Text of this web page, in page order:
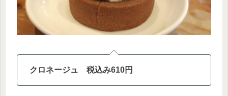
クロネージュ 税込み610円